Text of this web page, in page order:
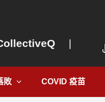
|
敗 COVID 疫苗